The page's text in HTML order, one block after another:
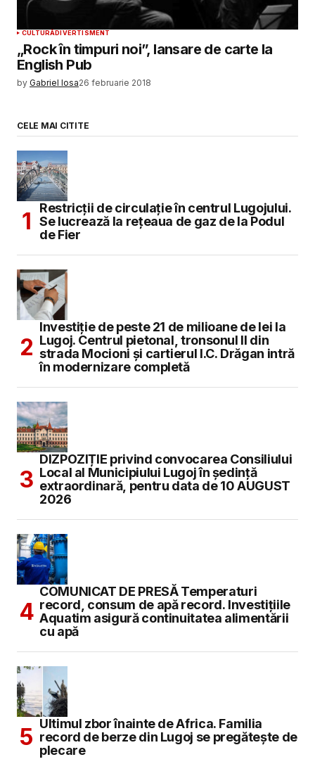
CULTURĂDIVERTISMENT
„Rock în timpuri noi”, lansare de carte la
English Pub
by Gabriel Iosa26 februarie 2018
CELE MAI CITITE
Restricții de circulație în centrul Lugojului.
Se lucrează la rețeaua de gaz de la Podul
de Fier
Investiție de peste 21 de milioane de lei la
Lugoj. Centrul pietonal, tronsonul II din
strada Mocioni și cartierul I.C. Drăgan intră
în modernizare completă
DIZPOZIȚIE privind convocarea Consiliului
Local al Municipiului Lugoj în şedinţă
extraordinară, pentru data de 10 AUGUST
2026
COMUNICAT DE PRESĂ Temperaturi
record, consum de apă record. Investițiile
Aquatim asigură continuitatea alimentării
cu apă
Ultimul zbor înainte de Africa. Familia
record de berze din Lugoj se pregătește de
plecare